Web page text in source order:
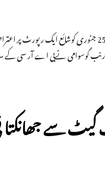
ری پبلک نے انڈین ایکسپریس کی25 جنوری
گوسوامی نےبی اے آر سی کے
سے جھانکتا